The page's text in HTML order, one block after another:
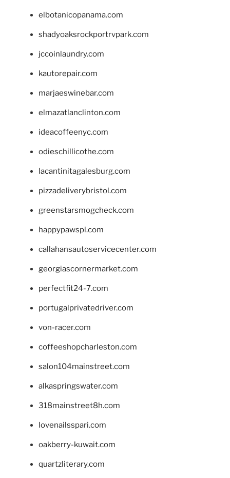
elbotanicopanama.com
shadyoaksrockportrvpark.com
jccoinlaundry.com
kautorepair.com
marjaeswinebar.com
elmazatlanclinton.com
ideacoffeenyc.com
odieschillicothe.com
lacantinitagalesburg.com
pizzadeliverybristol.com
greenstarsmogcheck.com
happypawspl.com
callahansautoservicecenter.com
georgiascornermarket.com
perfectfit24-7.com
portugalprivatedriver.com
von-racer.com
coffeeshopcharleston.com
salon104mainstreet.com
alkaspringswater.com
318mainstreet8h.com
lovenailsspari.com
oakberry-kuwait.com
quartzliterary.com